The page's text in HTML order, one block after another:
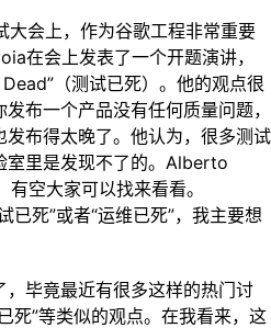
大会上，作为谷歌工程非常重要
会上发表了一个开题演讲，
（测试已死）。他的观点很
布一个产品没有任何质量问题，
布得太晚了。他认为，很多测试
室里是发现不了的。Alberto
空大家可以找来看看。
已死”或者“运维已死”，我主要想
毕竟最近有很多这样的热门讨
死”等类似的观点。在我看来，这